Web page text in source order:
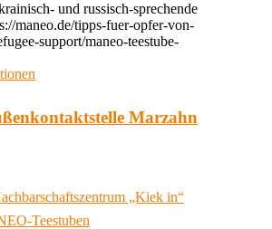
und russisch-sprechende
maneo.de/tipps-fuer-opfer-von-
support/maneo-teestube-
Marzahn
„Kiek in“
Teestuben